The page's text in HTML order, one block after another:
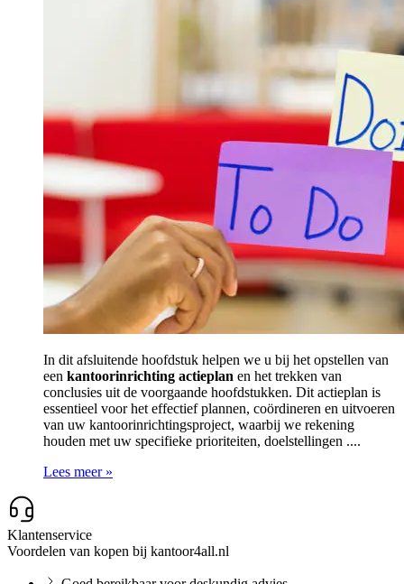
In dit afsluitende hoofdstuk helpen we u bij het opstellen van
een kantoorinrichting actieplan en het trekken van
conclusies uit de voorgaande hoofdstukken. Dit actieplan is
essentieel voor het effectief plannen, coördineren en uitvoeren
van uw kantoorinrichtingsproject, waarbij we rekening
houden met uw specifieke prioriteiten, doelstellingen ....
Lees meer »
Klantenservice
Voordelen van kopen bij kantoor4all.nl